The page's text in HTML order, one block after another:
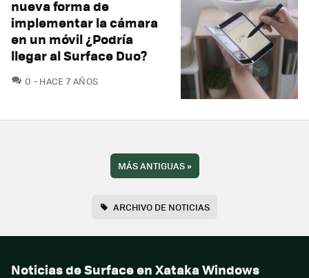
nueva forma de
implementar la cámara
en un móvil ¿Podría
llegar al Surface Duo?
0 COMENTARIOS
HACE 7 AÑOS
MÁS ANTIGUAS»
ARCHIVO DE NOTICIAS
Noticias de Surface en Xataka Windows